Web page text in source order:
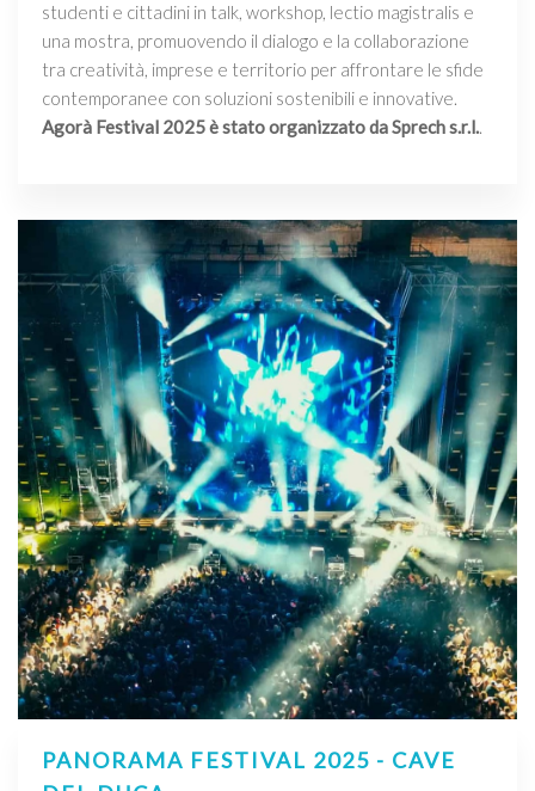
studenti e cittadini in talk, workshop, lectio magistralis e
una mostra, promuovendo il dialogo e la collaborazione
tra creatività, imprese e territorio per affrontare le sfide
contemporanee con soluzioni sostenibili e innovative.
Agorà Festival 2025 è stato organizzato da Sprech s.r.l..
PANORAMA FESTIVAL 2025 - CAVE